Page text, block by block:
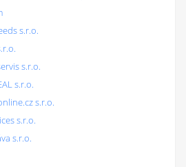
s.r.o.
s.r.o.
s.r.o.
s.r.o.
s.r.o.
s.r.o.